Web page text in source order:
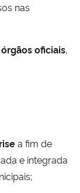
nas
oficiais,
a fim de
e integrada